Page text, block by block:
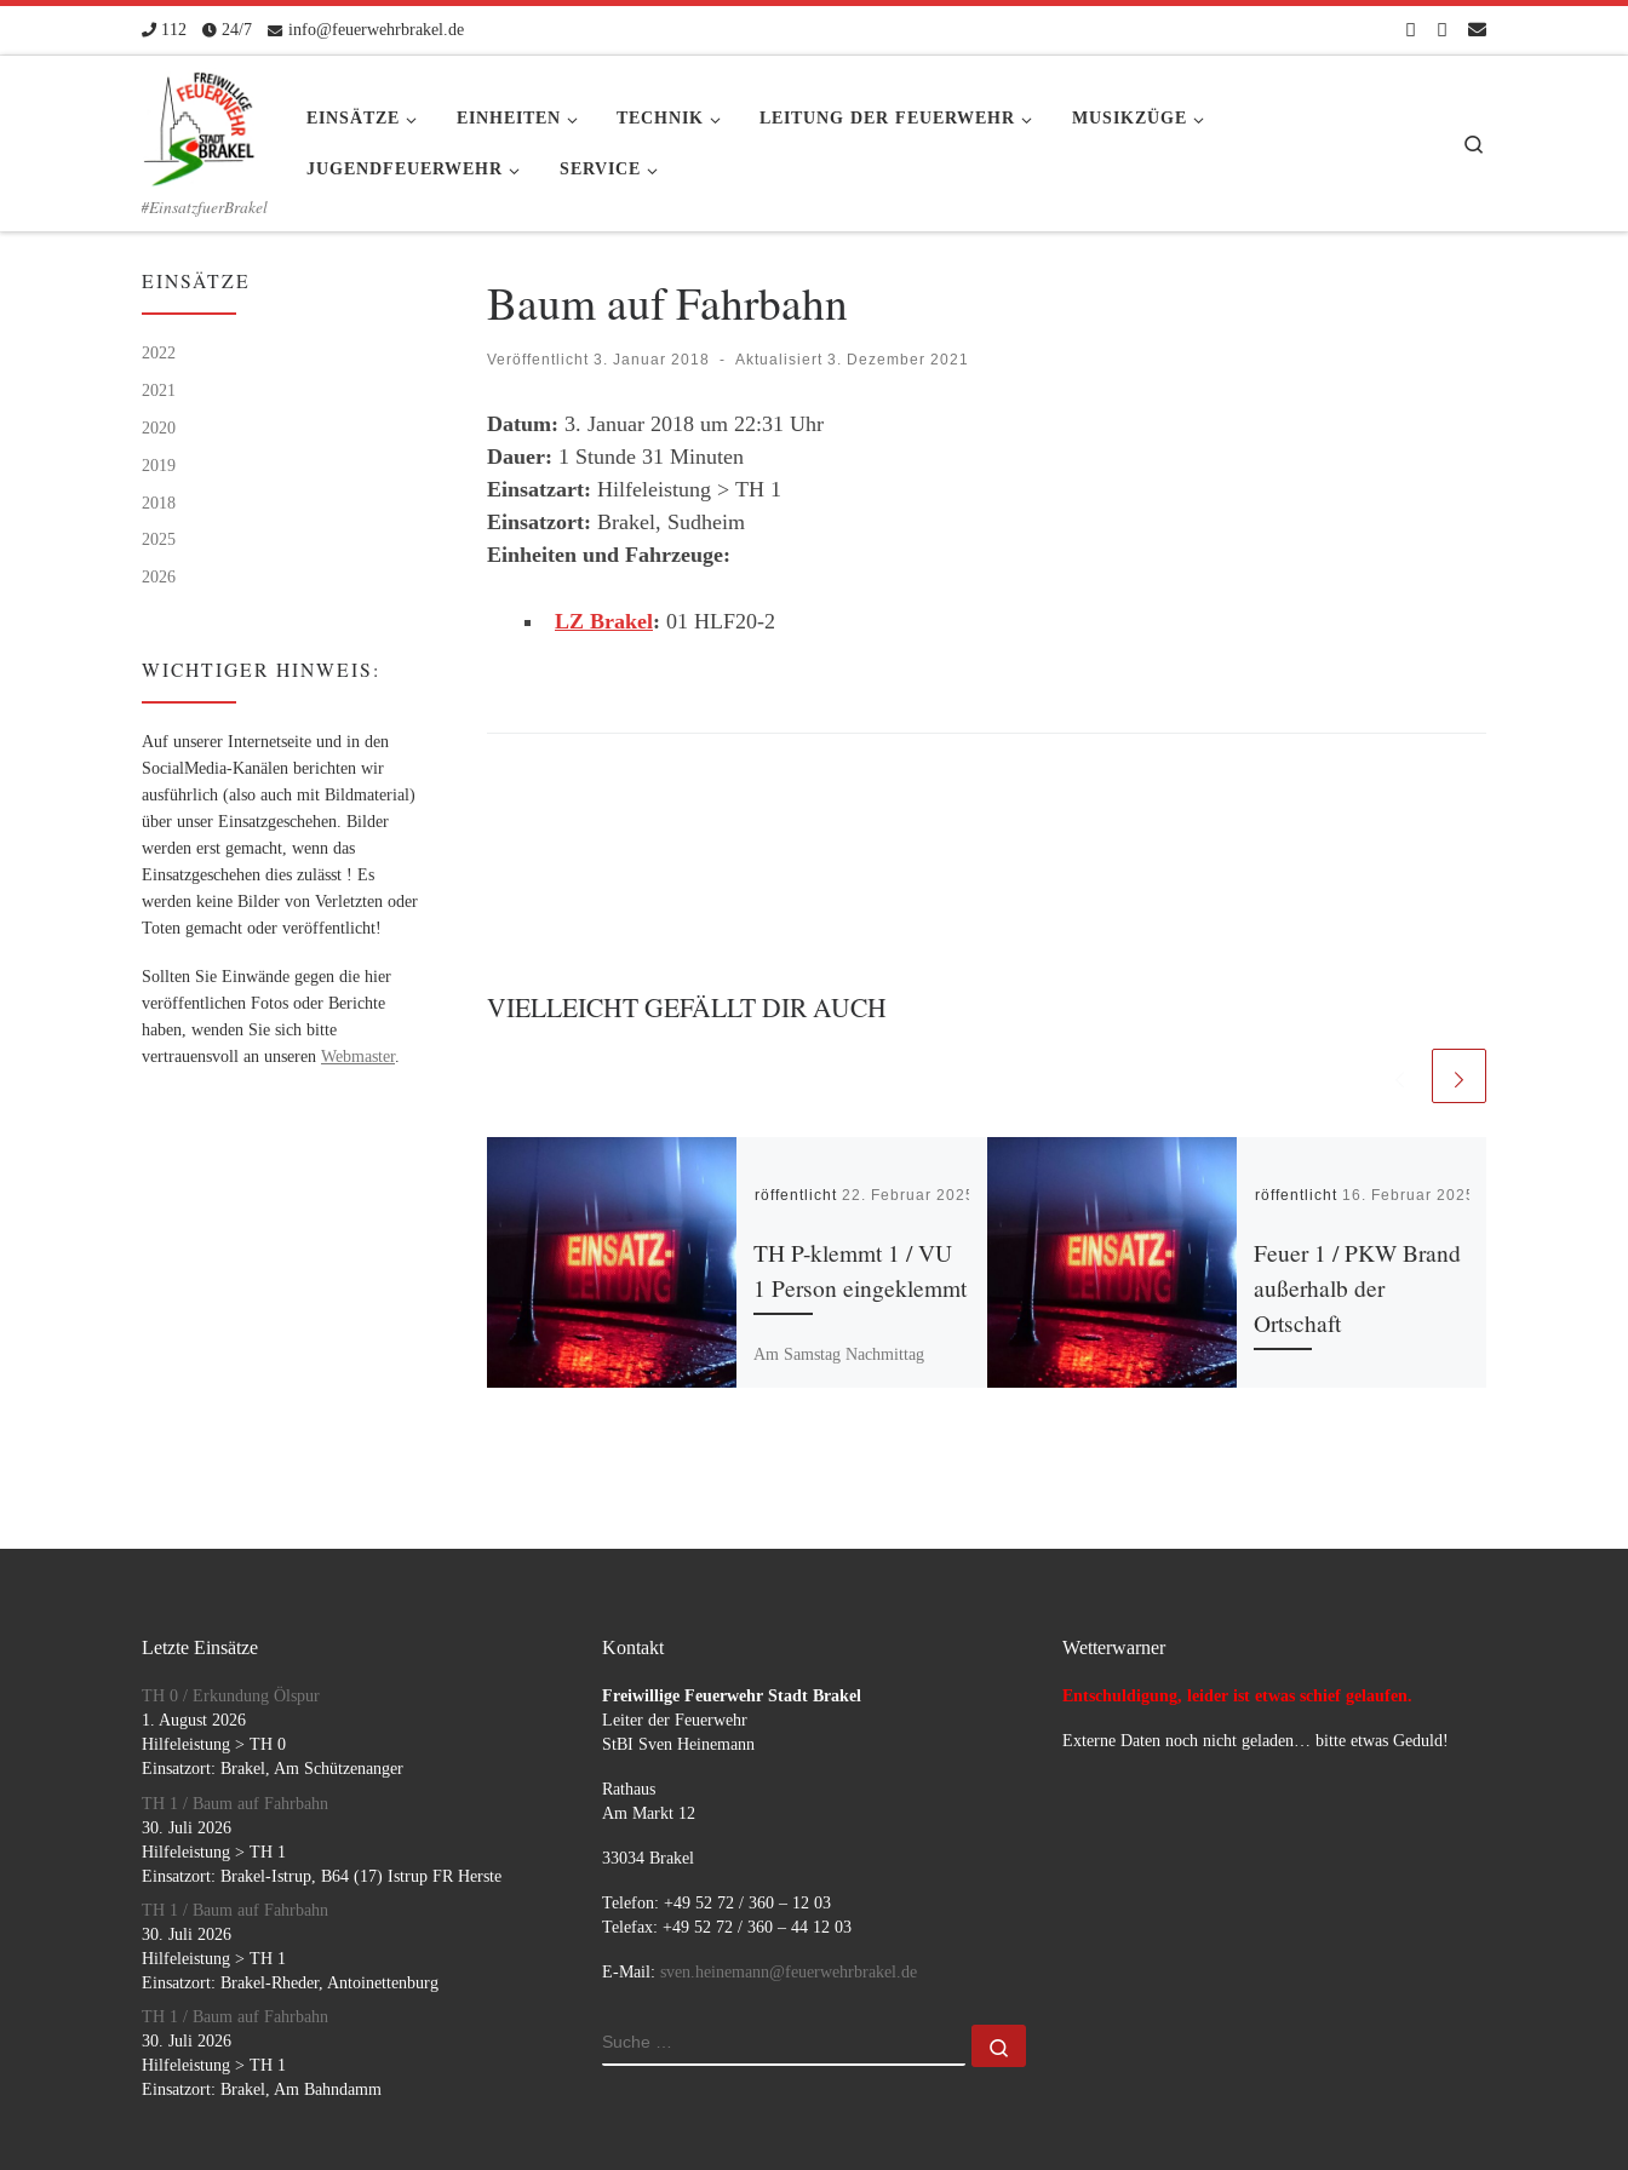
Zum Inhalt springen
112 24/7 info@feuerwehrbrakel.de
#EinsatzfuerBrakel
EINSÄTZE EINHEITEN TECHNIK LEITUNG DER FEUERWEHR MUSIKZÜGE
JUGENDFEUERWEHR SERVICE
Baum auf Fahrbahn
Veröffentlicht 3. Januar 2018 - Aktualisiert 3. Dezember 2021
Datum: 3. Januar 2018 um 22:31 Uhr
Dauer: 1 Stunde 31 Minuten
Einsatzart: Hilfeleistung > TH 1
Einsatzort: Brakel, Sudheim
Einheiten und Fahrzeuge:
LZ Brakel: 01 HLF20-2
VIELLEICHT GEFÄLLT DIR AUCH
Veröffentlicht22. Februar 2025
TH P-klemmt 1 / VU
1 Person eingeklemmt
Am Samstag Nachmittag
Veröffentlicht 16. Februar 2025
Feuer 1 / PKW Brand
außerhalb der
Ortschaft
EINSÄTZE
2022
2021
2020
2019
2018
2025
2026
WICHTIGER HINWEIS:
Auf unserer Internetseite und in den
SocialMedia-Kanälen berichten wir
ausführlich (also auch mit Bildmaterial)
über unser Einsatzgeschehen. Bilder
werden erst gemacht, wenn das
Einsatzgeschehen dies zulässt ! Es
werden keine Bilder von Verletzten oder
Toten gemacht oder veröffentlicht!
Sollten Sie Einwände gegen die hier
veröffentlichen Fotos oder Berichte
haben, wenden Sie sich bitte
vertrauensvoll an unseren Webmaster.
Letzte Einsätze
TH 0 / Erkundung Ölspur
1. August 2026
Hilfeleistung > TH 0
Einsatzort: Brakel, Am Schützenanger
TH 1 / Baum auf Fahrbahn
30. Juli 2026
Hilfeleistung > TH 1
Einsatzort: Brakel-Istrup, B64 (17) Istrup FR Herste
TH 1 / Baum auf Fahrbahn
30. Juli 2026
Hilfeleistung > TH 1
Einsatzort: Brakel-Rheder, Antoinettenburg
TH 1 / Baum auf Fahrbahn
30. Juli 2026
Hilfeleistung > TH 1
Einsatzort: Brakel, Am Bahndamm
Kontakt
Freiwillige Feuerwehr Stadt Brakel
Leiter der Feuerwehr
StBI Sven Heinemann
Rathaus
Am Markt 12
33034 Brakel
Telefon: +49 52 72 / 360 – 12 03
Telefax: +49 52 72 / 360 – 44 12 03
E-Mail: sven.heinemann@feuerwehrbrakel.de
SUCHE
Wetterwarner
Entschuldigung, leider ist etwas schief gelaufen.
Externe Daten noch nicht geladen… bitte etwas Geduld!